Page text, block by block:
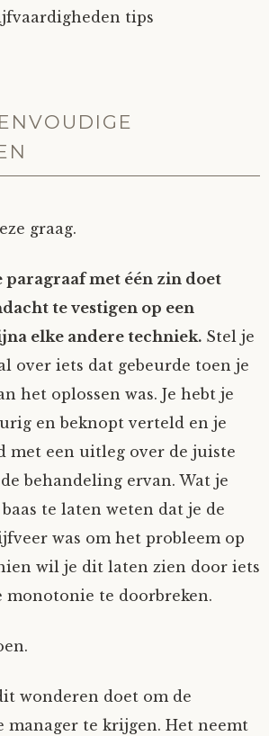
graag.
paragraaf met één zin doet
te vestigen op een
elke andere techniek. Stel je
over iets dat gebeurde toen je
het oplossen was. Je hebt je
en beknopt verteld en je
met een uitleg over de juiste
behandeling ervan. Wat je
te laten weten dat je de
was om het probleem op
wil je dit laten zien door iets
monotonie te doorbreken.
wonderen doet om de
manager te krijgen. Het neemt